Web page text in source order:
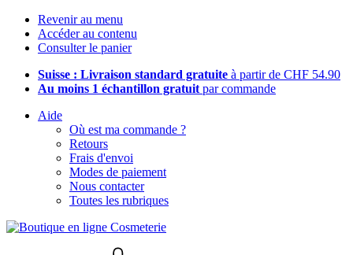
Revenir au menu
Accéder au contenu
Consulter le panier
Suisse : Livraison standard gratuite à partir de CHF 54.90
Au moins 1 échantillon gratuit par commande
Aide
Où est ma commande ?
Retours
Frais d'envoi
Modes de paiement
Nous contacter
Toutes les rubriques